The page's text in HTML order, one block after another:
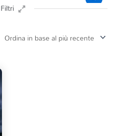
Filtri